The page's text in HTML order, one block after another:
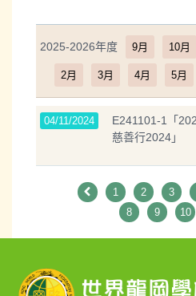
2025-2026年度 9月 10月
2月 3月 4月 5月
04/11/2024
E241101-1「
慈善行2024」
1 2 3
8
9 10